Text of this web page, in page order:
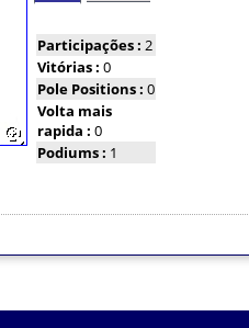
Participações : 2
Vitórias : 0
Pole Positions : 0
Volta mais
rapida : 0
Podiums : 1